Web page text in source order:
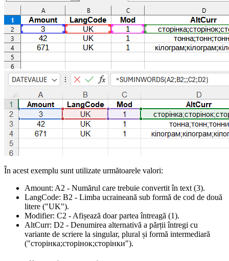
În acest exemplu sunt utilizate următoarele valori:
Amount: A2 - Numărul care trebuie convertit în text (3).
LangCode: B2 - Limba ucraineană sub formă de cod de două
litere ("UK").
Modifier: C2 - Afișează doar partea întreagă (1).
AltCurr: D2 - Denumirea alternativă a părții întregi cu
variante de scriere la singular, plural și formă intermediară
("сторінка;сторінок;сторінки").